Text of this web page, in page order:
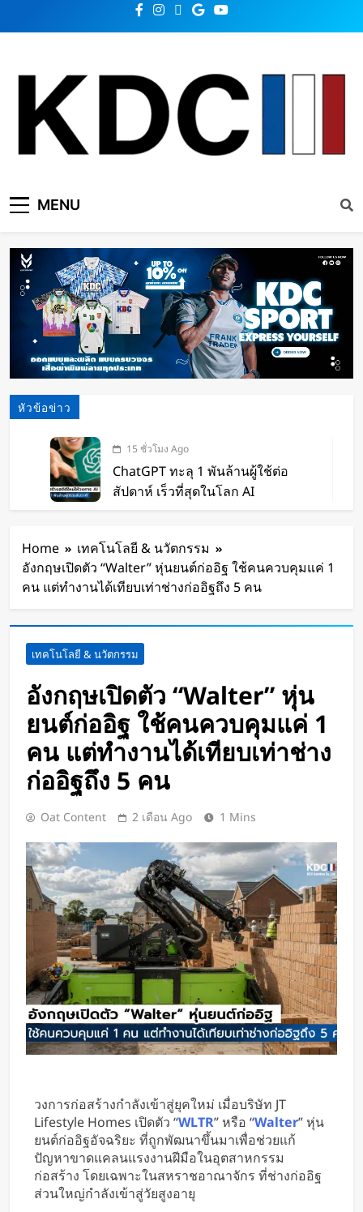
KDC SOLUTION | เคดีซี
โซลูชั่น
MENU
หัวข้อข่าว
15 ชั่วโมง Ago
ChatGPT ทะลุ 1 พันล้านผู้ใช้ต่อ
สัปดาห์ เร็วที่สุดในโลก AI
ชั้นบน รองรับผู้โดยสารได้ 7 ที่นั่ง
17 ชั่วโมง Ago
นักวิจัย NUS CDE พัฒนา “ผิว
อิเล็กทรอนิกส์” ที่รับรู้การสัมผัสและ
ซ่อมแซมตัวเองใต้น้ำได้
19 ชั่วโมง Ago
K-18M โดรนรบฝีมือคนไทย ทดสอบ
บินสำเร็จครั้งแรก
2 วัน Ago
BlaBlaCar เปิดให้บริการในไทย
แพลตฟอร์มคาร์พูลระหว่างเมือง ช่วย
หารค่าน้ำมันและค่าทางด่วน
2 วัน Ago
กำไรพุ่ง SK Hynix ทำสถิติสูงสุด
กวาดรายได้มากขึ้น 6 เท่า
Disney+ จับมือ TikTok ดึงครีเอเตอร์
เข้าแอป เปลี่ยนแฟนคลับให้เป็นผู้
สร้างคอนเทนต์
2 วัน Ago
ทีมนักศึกษาจากเนเธอร์แลนด์เปิดตัว
Stella Juva รถพยาบาลพลังงานแสง
อาทิตย์คันแรกของโลก วิ่งไกลกว่า
700 กม.
3 วัน Ago
เปิดตัว CMF Clip Pro หูฟังคลิปหนีบหู
รุ่นแรก! มาพร้อม Smart Dial บนเคส
ชาร์จ และแบตฯ ใช้งานสูงสุด 32.5
ชั่วโมง
3 วัน Ago
Spotify เพิ่มโหมดวิ่งใหม่ ปรับเพลง
Home
เทคโนโลยี & นวัตกรรม
อังกฤษเปิดตัว “Walter” หุ่นยนต์ก่ออิฐ ใช้คนควบคุมแค่ 1
คน แต่ทำงานได้เทียบเท่าช่างก่ออิฐถึง 5 คน
เทคโนโลยี & นวัตกรรม
อังกฤษเปิดตัว “Walter” หุ่น
ยนต์ก่ออิฐ ใช้คนควบคุมแค่ 1
คน แต่ทำงานได้เทียบเท่าช่าง
ก่ออิฐถึง 5 คน
Oat Content 2 เดือน Ago 1 Mins
วงการก่อสร้างกำลังเข้าสู่ยุคใหม่ เมื่อบริษัท JT
Lifestyle Homes เปิดตัว “WLTR” หรือ “Walter” หุ่น
ยนต์ก่ออิฐอัจฉริยะ ที่ถูกพัฒนาขึ้นมาเพื่อช่วยแก้
ปัญหาขาดแคลนแรงงานฝีมือในอุตสาหกรรม
ก่อสร้าง โดยเฉพาะในสหราชอาณาจักร ที่ช่างก่ออิฐ
ส่วนใหญ่กำลังเข้าสู่วัยสูงอายุ